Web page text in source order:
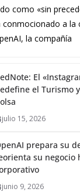
como «sin
a la
la compañía
El
el Turismo
julio 15, 2026
prepara su
su negocio
junio 9, 2026